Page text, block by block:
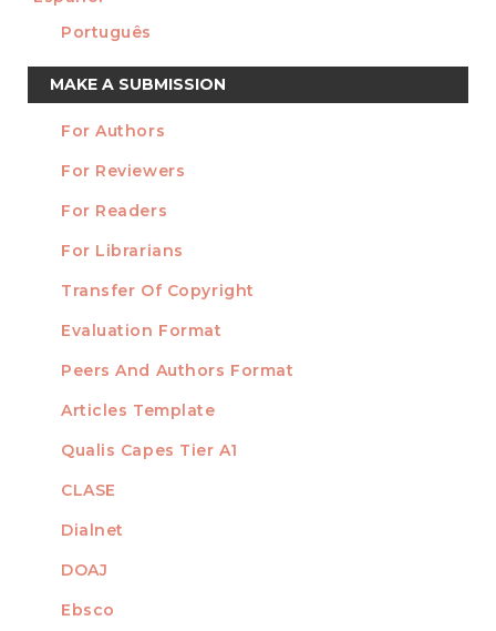
Português
Make
a
Submission
MAKE A SUBMISSION
INFORMATION
For Authors
For Reviewers
For Readers
For Librarians
TEMPLATES
Transfer Of Copyright
Evaluation Format
Peers And Authors Format
Articles Template
INDEXED
Qualis Capes Tier A1
CLASE
Dialnet
DOAJ
Ebsco